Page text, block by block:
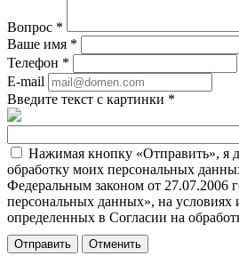
Вопрос *
Ваше имя *
Телефон *
E-mail
Введите текст с картинки *
Нажимая кнопку «Отправить», я
обработку моих персональных
Федеральным законом от
персональных данных», на условиях
определенных в Согласии на
Отменить